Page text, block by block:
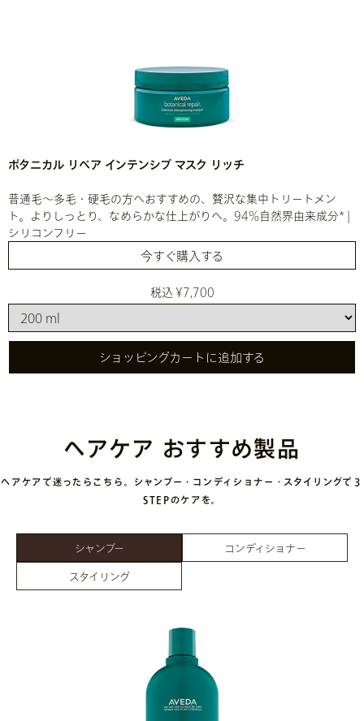
ボタニカル リペア インテンシブ マスク リッチ
普通毛～多毛・硬毛の方へおすすめの、贅沢な集中トリートメン
ト。よりしっとり、なめらかな仕上がりへ。94%自然界由来成分* |
シリコンフリー
今すぐ購入する
税込 ¥7,700
ショッピングカートに追加する
ヘアケア おすすめ製品
ヘアケアで迷ったらこちら。シャンプー・コンディショナー・スタイリングで３
STEPのケアを。
シャンプー
コンディショナー
スタイリング